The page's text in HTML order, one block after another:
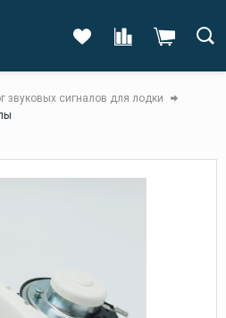
звуковых сигналов для лодки